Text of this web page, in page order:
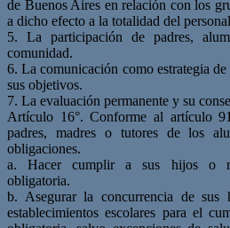
de Buenos Aires en relación con los
a dicho efecto a la totalidad del
5. La participación de padres,
comunidad.
6. La comunicación como estrategia
sus objetivos.
7. La evaluación permanente y su
Artículo 16°. Conforme al artículo
padres, madres o tutores de los
obligaciones.
a. Hacer cumplir a sus hijos o
obligatoria.
b. Asegurar la concurrencia de sus
establecimientos escolares para el